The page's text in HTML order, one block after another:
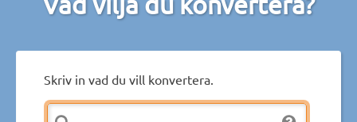
Skriv in vad du vill konvertera.